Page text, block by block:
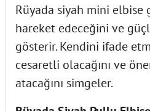
Rüyada siyah mini elbise
hareket edeceğini ve
gösterir. Kendini ifade
cesaretli olacağını ve
atacağını simgeler.